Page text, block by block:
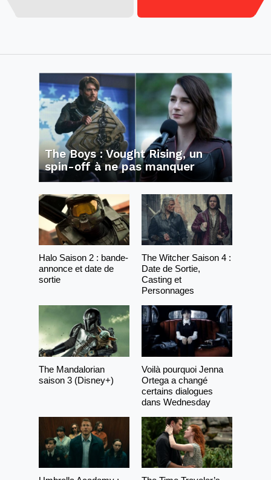
The Boys : Vought Rising, un
spin-off à ne pas manquer
Halo Saison 2 : bande-
annonce et date de
sortie
The Witcher Saison 4 :
Date de Sortie,
Casting et
Personnages
The Mandalorian
saison 3 (Disney+)
Voilà pourquoi Jenna
Ortega a changé
certains dialogues
dans Wednesday